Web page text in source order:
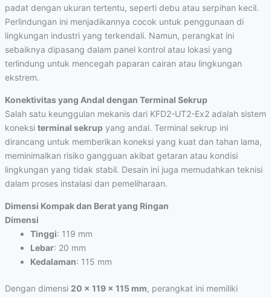
padat dengan ukuran tertentu, seperti debu atau serpihan kecil.
Perlindungan ini menjadikannya cocok untuk penggunaan di
lingkungan industri yang terkendali. Namun, perangkat ini
sebaiknya dipasang dalam panel kontrol atau lokasi yang
terlindung untuk mencegah paparan cairan atau lingkungan
ekstrem.
Konektivitas yang Andal dengan Terminal Sekrup
Salah satu keunggulan mekanis dari KFD2-UT2-Ex2 adalah sistem
koneksi terminal sekrupyang andal. Terminal sekrup ini
dirancang untuk memberikan koneksi yang kuat dan tahan lama,
meminimalkan risiko gangguan akibat getaran atau kondisi
lingkungan yang tidak stabil. Desain ini juga memudahkan teknisi
dalam proses instalasi dan pemeliharaan.
Dimensi Kompak dan Berat yang Ringan
Dimensi
Tinggi: 119 mm
Lebar: 20 mm
Kedalaman: 115 mm
Dengan dimensi 20 x 119 x 115 mm, perangkat ini memiliki